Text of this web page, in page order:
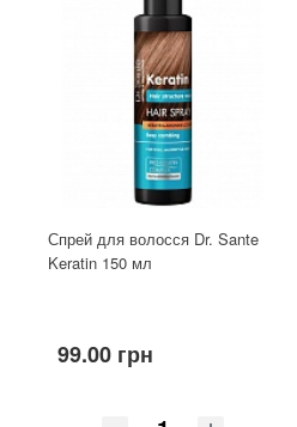
Спрей для волосся Dr. Sante
Keratin 150 мл
99.00 грн